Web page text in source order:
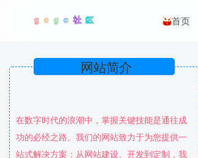
首页
在数字时代的浪潮中，掌握关键技能是通往成
功的必经之路。我们的网站致力于为您提供一
站式解决方案：从网站建设、开发到定制，我